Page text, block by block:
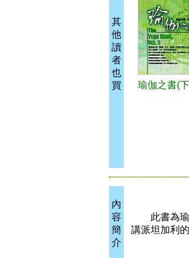
其
他
讀
者
也
買
瑜伽之書(
內
容
簡
介
此書為瑜
講派坦加利